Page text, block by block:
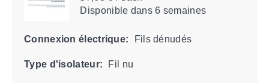
Disponibledans 6 semaines
Connexion électrique: Fils dénudés
Type d'isolateur: Fil nu